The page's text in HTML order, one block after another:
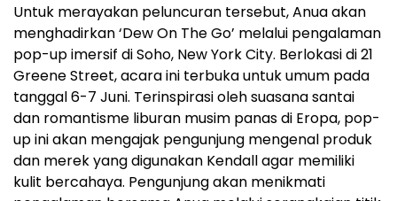
Untuk merayakan peluncuran tersebut, Anua akan
menghadirkan ‘Dew On The Go’ melalui pengalaman
pop-up imersif di Soho, New York City. Berlokasi di 21
Greene Street, acara ini terbuka untuk umum pada
tanggal 6-7 Juni. Terinspirasi oleh suasana santai
dan romantisme liburan musim panas di Eropa, pop-
up ini akan mengajak pengunjung mengenal produk
dan merek yang digunakan Kendall agar memiliki
kulit bercahaya. Pengunjung akan menikmati